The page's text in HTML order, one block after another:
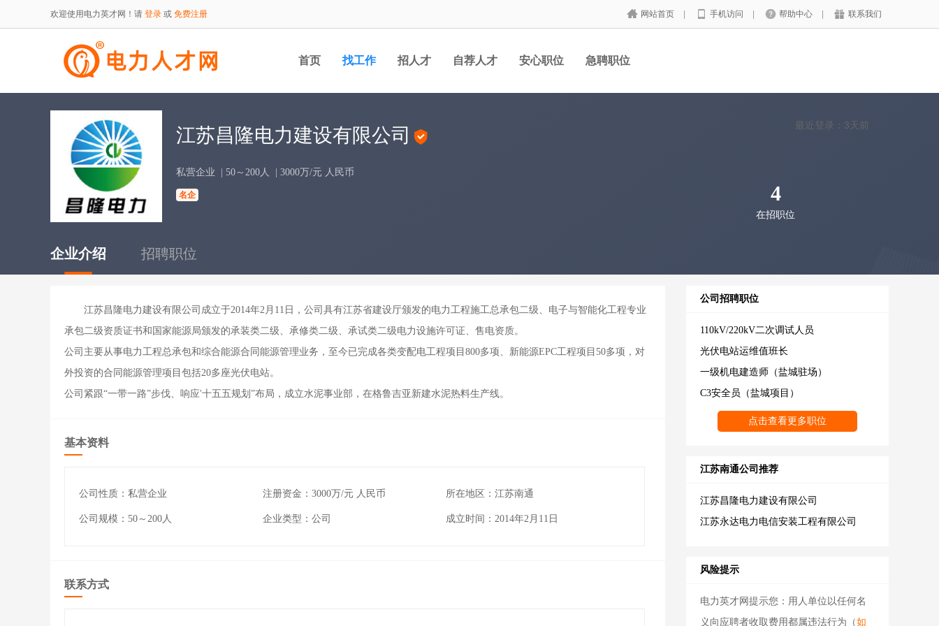
欢迎使用电力英才网！请 登录 或 免费注册 网站首页 手机访问 帮助中心 联系我们
首页 找工作 招人才 自荐人才 安心职位 急聘职位
江苏昌隆电力建设有限公司
私营企业 | 50～200人 | 3000万/元 人民币
名企
最近登录：3天前
4
在招职位
企业介绍 招聘职位
江苏昌隆电力建设有限公司成立于2014年2月11日，公司具有江苏省建设厅颁发的电力工程施工总承包二级、电子与智能化工程专业
承包二级资质证书和国家能源局颁发的承装类二级、承修类二级、承试类二级电力设施许可证、售电资质。
公司主要从事电力工程总承包和综合能源合同能源管理业务，至今已完成各类变配电工程项目800多项、新能源EPC工程项目50多项，对
外投资的合同能源管理项目包括20多座光伏电站。
公司紧跟“一带一路”步伐、响应'十五五规划”布局，成立水泥事业部，在格鲁吉亚新建水泥热料生产线。
基本资料
公司性质：私营企业 注册资金：3000万/元 人民币 所在地区：江苏南通
公司规模：50～200人 企业类型：公司 成立时间：2014年2月11日
联系方式
公司招聘职位
110kV/220kV二次调试人员
光伏电站运维值班长
一级机电建造师（盐城驻场）
C3安全员（盐城项目）
江苏南通公司推荐
江苏昌隆电力建设有限公司
江苏永达电力电信安装工程有限公司
风险提示
电力英才网提示您：用人单位以任何名
义向应聘者收取费用都属违法行为（如